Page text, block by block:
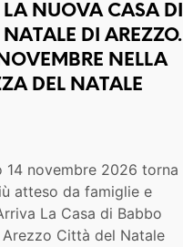
LA NUOVA CASA DI
DI AREZZO.
NELLA
DEL NATALE
14 novembre 2026 torna
atteso da famiglie e
La Casa di Babbo
Città del Natale